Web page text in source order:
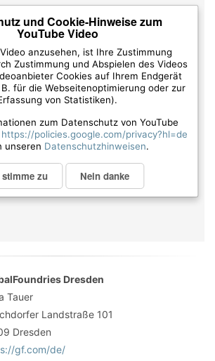
und Cookie-Hinweise zum
YouTube Video
anzusehen, ist Ihre Zustimmung
Zustimmung und Abspielen des Videos
Cookies auf Ihrem Endgerät
für die Webseitenoptimierung oder zur
von Statistiken).
zum Datenschutz von YouTube
https://policies.google.com/privacy?hl=de
unseren Datenschutzhinweisen.
zu Nein danke
Dresden
Tauer
Landstraße 101
Dresden
gf.com/de/